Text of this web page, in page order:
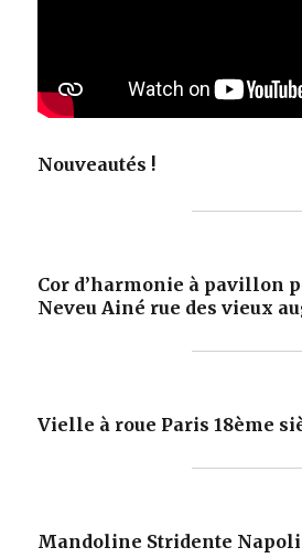
Nouveautés !
Cor d’harmonie à pavillon
Neveu Ainé rue des vieux
Vielle à roue Paris 18ème
Mandoline Stridente Napoli